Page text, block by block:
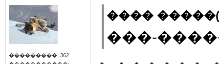
���������: 362
����
���-